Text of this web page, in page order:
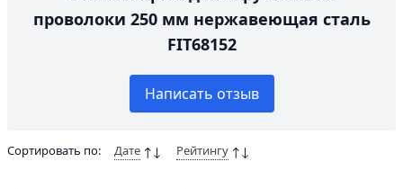
проволоки 250 мм нержавеющая сталь
FIT68152
Написать отзыв
Сортировать по: Дате Рейтингу